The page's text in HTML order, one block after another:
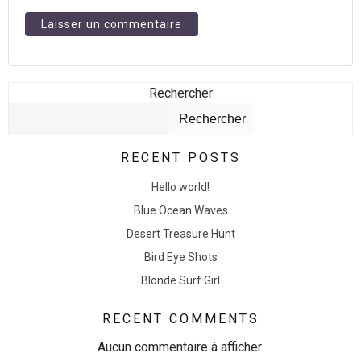
Rechercher
Rechercher
RECENT POSTS
Hello world!
Blue Ocean Waves
Desert Treasure Hunt
Bird Eye Shots
Blonde Surf Girl
RECENT COMMENTS
Aucun commentaire à afficher.